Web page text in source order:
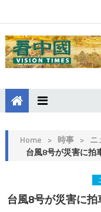
Home > 時事 > ニ
台風8号が災害に
台風8号が災害に